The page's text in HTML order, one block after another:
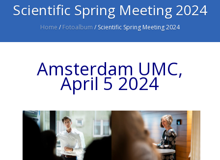
Scientific Spring Meeting 2024
Home / Fotoalbum / Scientific Spring Meeting 2024
Amsterdam UMC,
April 5 2024